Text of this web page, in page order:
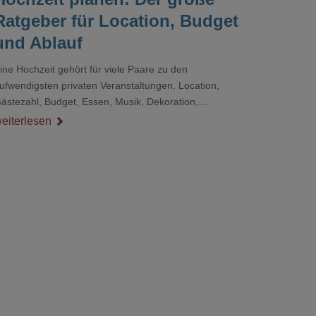
für Location, Budget
Ablauf
Hochzeit gehört für viele Paare zu den
privaten Veranstaltungen. Location,
Budget, Essen, Musik, Dekoration,
und Ablauf müssen zusammenpassen, damit